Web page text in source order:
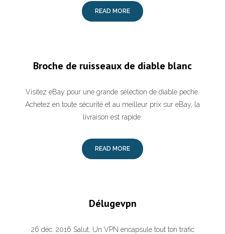
READ MORE
Broche de ruisseaux de diable blanc
Visitez eBay pour une grande sélection de diable peche.
Achetez en toute sécurité et au meilleur prix sur eBay, la
livraison est rapide.
READ MORE
Délugevpn
26 déc. 2016 Salut, Un VPN encapsule tout ton trafic